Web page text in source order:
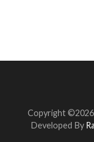
Copyright ©2026
Developed By